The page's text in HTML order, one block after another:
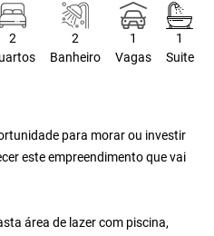
2
2
Banheiro
1
Vagas
1
Suite
para morar ou investir
este empreendimento que vai
área de lazer com piscina,